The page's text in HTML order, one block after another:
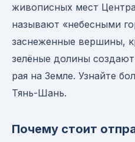
живописных мест
называют «небесными
заснеженные вершины,
зелёные долины
рая на Земле. Узнайте
Тянь-Шань.
Почему стоит